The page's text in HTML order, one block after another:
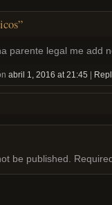
parente legal me add
abril 1, 2016 at 21:45 |
be published.